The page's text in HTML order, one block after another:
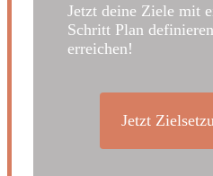
Jetzt deine Ziele mit
Schritt Plan
erreichen!
Jetzt